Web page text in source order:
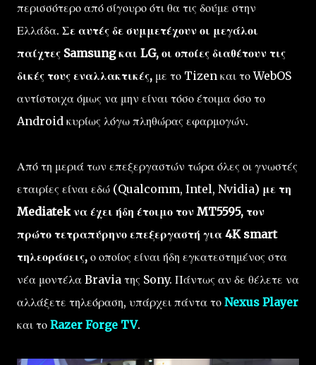
περισσότερο από σίγουρο ότι θα τις δούμε στην
Ελλάδα. Σε αυτές δε συμμετέχουν οι μεγάλοι
παίχτες Samsung και LG, οι οποίες διαθέτουν τις
δικές τους εναλλακτικές, με το Tizen και το WebOS
αντίστοιχα όμως να μην είναι τόσο έτοιμα όσο το
Android κυρίως λόγω πληθώρας εφαρμογών.
Από τη μεριά των επεξεργαστών τώρα όλες οι γνωστές
εταιρίες είναι εδώ (Qualcomm, Intel, Nvidia) με τη
Mediatek να έχει ήδη έτοιμο τον MT5595, τον
πρώτο τετραπύρηνο επεξεργαστή για 4K smart
τηλεοράσεις, ο οποίος είναι ήδη εγκατεστημένος στα
νέα μοντέλα Bravia της Sony. Πάντως αν δε θέλετε να
αλλάξετε τηλεόραση, υπάρχει πάντα το Nexus Player
και το Razer Forge TV.